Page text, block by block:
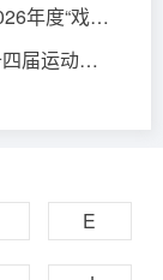
11小时前
清涧县文化和旅游文物广电局清涧县2026年度“戏曲进乡村”惠民
2026-08-07
昌都市教育局机关采购西藏自治区第十四届运动会暨第六届民族传统体育运动会昌都市代表团驻停
E